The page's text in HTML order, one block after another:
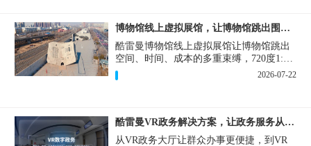
博物馆线上虚拟展馆，让博物馆跳出围墙让历史随处可及
酷雷曼博物馆线上虚拟展馆让博物馆跳出
空间、时间、成本的多重束缚，720度1:1
实景复刻的VR数字展厅，已经成为博物馆
数字化刚需新基建。
2026-07-22
酷雷曼VR政务解决方案，让政务服务从“看得见”开始
从VR政务大厅让群众办事更便捷，到VR